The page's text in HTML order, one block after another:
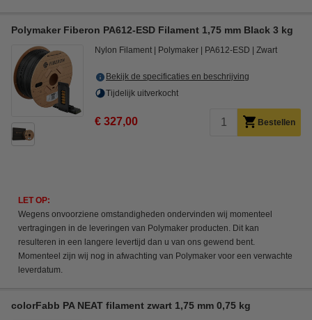
Polymaker Fiberon PA612-ESD Filament 1,75 mm Black 3 kg
Nylon Filament Polymaker PA612-ESD Zwart
Bekijk de specificaties en beschrijving
Tijdelijk uitverkocht
€ 327,00 Bestellen
LET OP:
Wegens onvoorziene omstandigheden ondervinden wij momenteel
vertragingen in de leveringen van Polymaker producten. Dit kan
resulteren in een langere levertijd dan u van ons gewend bent.
Momenteel zijn wij nog in afwachting van Polymaker voor een verwachte
leverdatum.
colorFabb PA NEAT filament zwart 1,75 mm 0,75 kg